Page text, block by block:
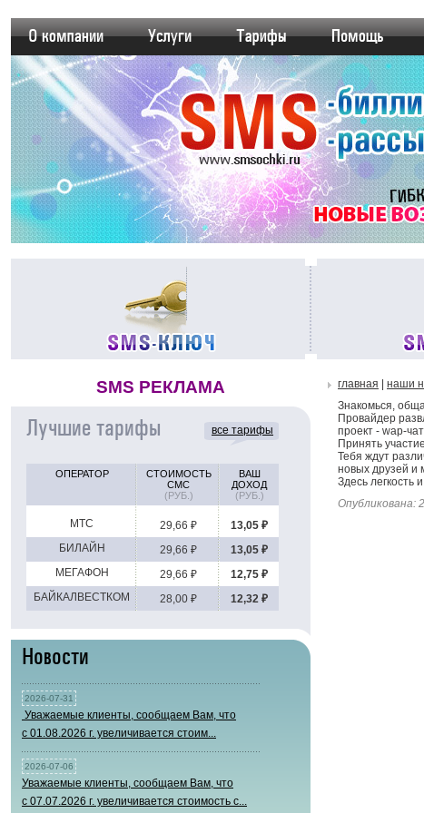
SMS РЕКЛАМА
все тарифы
Лучшие тарифы
ОПЕРАТОР
СТОИМОСТЬ
СМС
(РУБ.)
ВАШ
ДОХОД
(РУБ.)
МТС 29,66 ₽
13,05 ₽
БИЛАЙН
29,66 ₽
13,05 ₽
МЕГАФОН
29,66 ₽
12,75 ₽
БАЙКАЛВЕСТКОМ
28,00 ₽ 12,32 ₽
Новости
2026-07-31
Уважаемые клиенты, сообщаем Вам, что
с 01.08.2026 г. увеличивается стоим...
2026-07-06
Уважаемые клиенты, сообщаем Вам, что
с 07.07.2026 г. увеличивается стоимость с...
главная наши
Знакомься,
Провайдер
проект - wap-
Принять
Тебя ждут
новых друзей и
Здесь легкость
Опубликована: